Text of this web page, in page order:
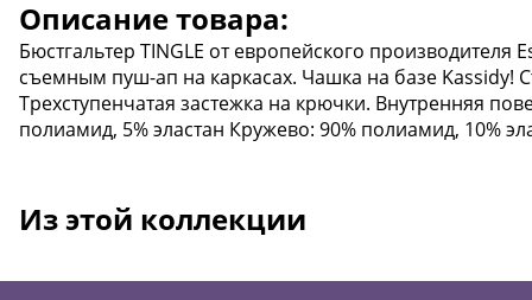
Описание товара:
Бюстгальтер TINGLE от европейского производителя
съемным пуш-ап на каркасах. Чашка на базе Kassidy!
Трехступенчатая застежка на крючки. Внутренняя
полиамид, 5% эластан Кружево: 90% полиамид, 10%
Из этой коллекции